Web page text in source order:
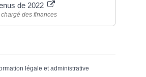
de 2022
des finances
légale et administrative